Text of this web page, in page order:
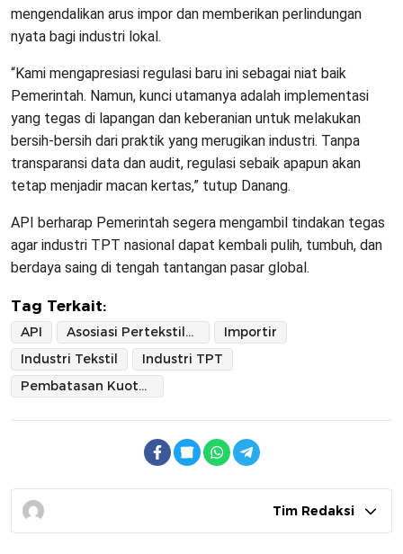
mengendalikan arus impor dan memberikan perlindungan
nyata bagi industri lokal.
“Kami mengapresiasi regulasi baru ini sebagai niat baik
Pemerintah. Namun, kunci utamanya adalah implementasi
yang tegas di lapangan dan keberanian untuk melakukan
bersih-bersih dari praktik yang merugikan industri. Tanpa
transparansi data dan audit, regulasi sebaik apapun akan
tetap menjadir macan kertas,” tutup Danang.
API berharap Pemerintah segera mengambil tindakan tegas
agar industri TPT nasional dapat kembali pulih, tumbuh, dan
berdaya saing di tengah tantangan pasar global.
Tag Terkait:
API Asosiasi Pertekstilan Indonesia
Importir
Industri Tekstil
Industri TPT
Pembatasan Kuota Impor
Tim Redaksi